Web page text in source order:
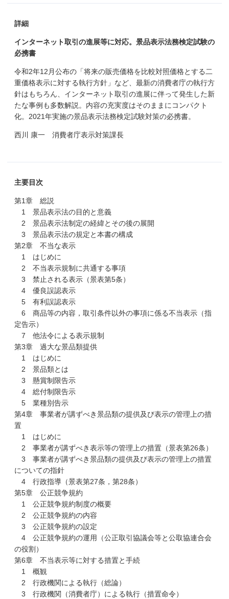
詳細
インターネット取引の進展等に対応。景品表示法務検定試験の
必携書
令和2年12月公布の「将来の販売価格を比較対照価格とする二
重価格表示に対する執行方針」など、最新の消費者庁の執行方
針はもちろん、インターネット取引の進展に伴って発生した新
たな事例も多数解説。内容の充実度はそのままにコンパクト
化。2021年実施の景品表示法務検定試験対策の必携書。
西川 康一 消費者庁表示対策課長
主要目次
第1章 総説
1 景品表示法の目的と意義
2 景品表示法制定の経緯とその後の展開
3 景品表示法の規定と本書の構成
第2章 不当な表示
1 はじめに
2 不当表示規制に共通する事項
3 禁止される表示（景表第5条）
4 優良誤認表示
5 有利誤認表示
6 商品等の内容，取引条件以外の事項に係る不当表示（指
定告示）
7 他法令による表示規制
第3章 過大な景品類提供
1 はじめに
2 景品類とは
3 懸賞制限告示
4 総付制限告示
5 業種別告示
第4章 事業者が講ずべき景品類の提供及び表示の管理上の措
置
1 はじめに
2 事業者が講ずべき表示等の管理上の措置（景表第26条）
3 事業者が講ずべき景品類の提供及び表示の管理上の措置
についての指針
4 行政指導（景表第27条，第28条）
第5章 公正競争規約
1 公正競争規約制度の概要
2 公正競争規約の内容
3 公正競争規約の設定
4 公正競争規約の運用（公正取引協議会等と公取協連合会
の役割）
第6章 不当表示等に対する措置と手続
1 概観
2 行政機関による執行（総論）
3 行政機関（消費者庁）による執行（措置命令）